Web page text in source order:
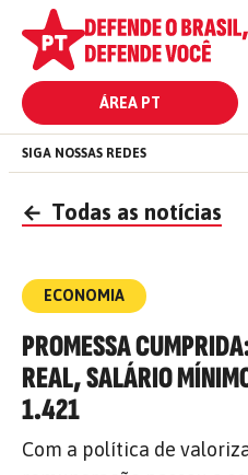
ÁREA PT
SIGA NOSSAS REDES
← Todas as notícias
ECONOMIA
PROMESSA
REAL, SALÁRIO
1.421
Com a política de